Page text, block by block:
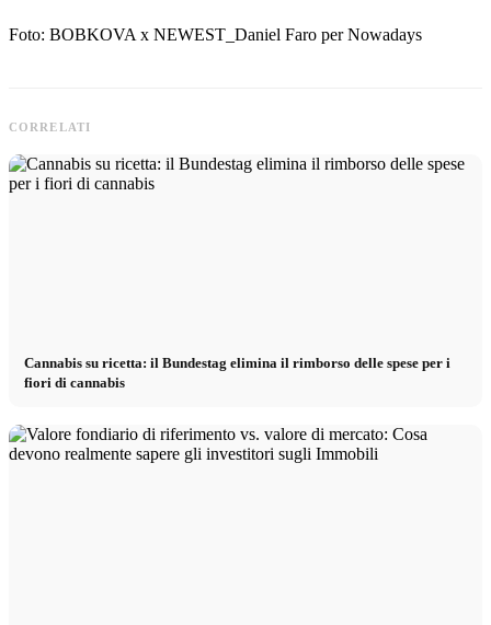
Foto: BOBKOVA x NEWEST_Daniel Faro per Nowadays
CORRELATI
Cannabis su ricetta: il Bundestag elimina il rimborso delle spese per i
fiori di cannabis